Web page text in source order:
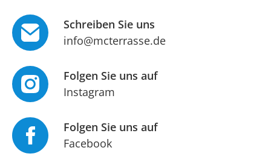
Schreiben Sie uns
info@mcterrasse.de
Folgen Sie uns auf
Instagram
Folgen Sie uns auf
Facebook